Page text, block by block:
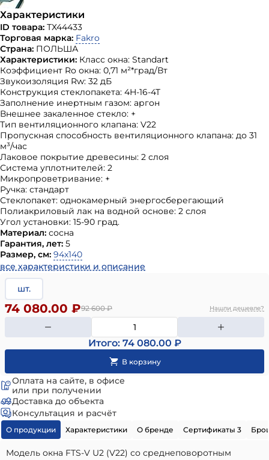
Характеристики
ID товара: ТХ44433
Торговая марка: Fakro
Страна: ПОЛЬША
Характеристики: Класс окна: Standart
Коэффициент Ro окна: 0,71 м²*град/Вт
Звукоизоляция Rw: 32 дБ
Конструкция стеклопакета: 4H-16-4T
Заполнение инертным газом: аргон
Внешнее закаленное стекло: +
Тип вентиляционного клапана: V22
Пропускная способность вентиляционного клапана: до 31
м³/час
Лаковое покрытие древесины: 2 слоя
Система уплотнителей: 2
Микропроветривание: +
Ручка: стандарт
Стеклопакет: однокамерный энергосберегающий
Полиакриловый лак на водной основе: 2 слоя
Угол установки: 15-90 град.
Материал: сосна
Гарантия, лет: 5
Размер, см: 94х140
все характеристики и описание
шт.
92 600₽
74 080.00 ₽ Нашли дешевле?
Итого: 74 080.00 ₽
Оплата на сайте, в офисе
или при получении
Доставка до объекта
Консультация и расчёт
О продукции Характеристики О бренде Сертификаты 3
Модель окна FTS-V U2 (V22) со среднеповоротным